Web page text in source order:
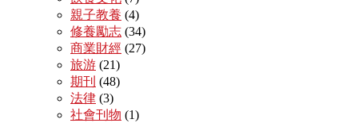
親子教養 (4)
修養勵志 (34)
商業財經 (27)
旅游 (21)
期刊 (48)
法律 (3)
社會刊物 (1)